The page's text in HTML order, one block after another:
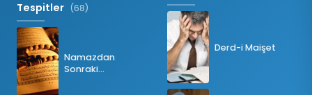
Tespitler (68)
Namazdan
Sonraki
Derd-i Maişet